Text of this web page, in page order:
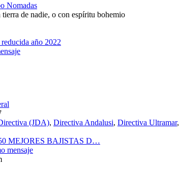
Nomadas
de nadie, o con espíritu bohemio
año 2022
(JDA), Directiva Andalusi, Directiva Ultramar,
MEJORES BAJISTAS D…
mensaje